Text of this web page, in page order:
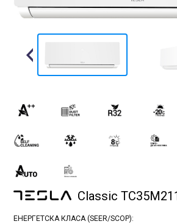
Previous
Classic
ЕНЕРГЕТСКА КЛАСА (SEER/SCOP):